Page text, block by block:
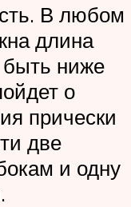
В любом
длина
ниже
о
прически
две
и одну